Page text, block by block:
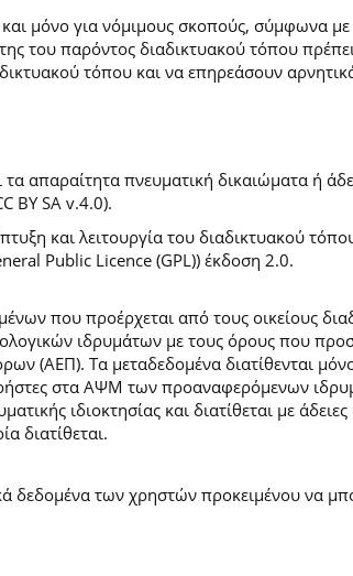
μόνο για νόμιμους σκοπούς, σύμφωνα
του παρόντος διαδικτυακού τόπου
τόπου και να επηρεάσουν
πνευματική δικαιώματα ή
BY SA v.4.0).
και λειτουργία του διαδικτυακού
Public Licence (GPL)) έκδοση 2.0.
που προέρχεται από τους οικείους
ιδρυμάτων με τους όρους που
(ΑΕΠ). Τα μεταδεδομένα διατίθενται
στα ΑΨΜ των προαναφερόμενων
ιδιοκτησίας και διατίθεται με
διατίθεται.
δεδομένα των χρηστών προκειμένου να